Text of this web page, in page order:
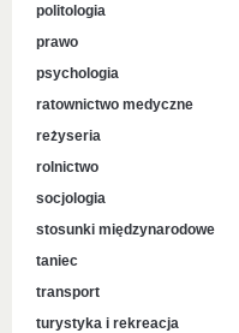
politologia
prawo
psychologia
ratownictwo medyczne
reżyseria
rolnictwo
socjologia
stosunki międzynarodowe
taniec
transport
turystyka i rekreacja